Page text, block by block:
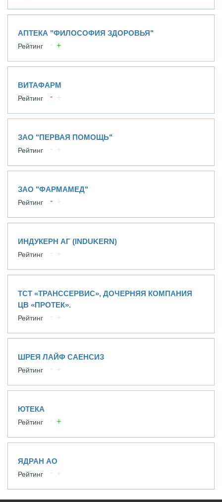
АПТЕКА "ФИЛОСОФИЯ ЗДОРОВЬЯ"
Рейтинг
ВИТАФАРМ
Рейтинг
ЗАО "ПЕРВАЯ ПОМОЩЬ"
Рейтинг
ЗАО "ФАРМАМЕД"
Рейтинг
ИНДУКЕРН АГ (INDUKERN)
Рейтинг
ТСТ «ТРАНССЕРВИС», ДОЧЕРНЯЯ КОМПАНИЯ
ЦВ «ПРОТЕК».
Рейтинг
ШРЕЯ ЛАЙФ САЕНСИЗ
Рейтинг
ЮТЕКА
Рейтинг
ЯДРАН АО
Рейтинг